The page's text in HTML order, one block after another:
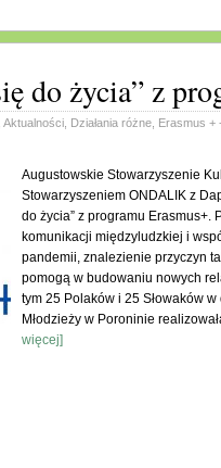
do życia” z
Aktualności Działania różne Erasmus +
Augustowskie Stowarzyszenie
Stowarzyszeniem ONDALIK z
do życia” z programu Erasmus+.
komunikacji międzyludzkiej i
pandemii, znalezienie przyczyn
pomogą w budowaniu nowych
tym 25 Polaków i 25 Słowaków
Młodzieży w Poroninie
więcej]